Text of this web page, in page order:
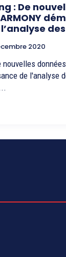
: De
2020
nouvelles
de l'analyse